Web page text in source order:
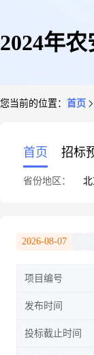
2024年
您当前的位置： 首页
首页 招标
省份地区：
2026-08-07
项目编号
发布时间
投标截止时间